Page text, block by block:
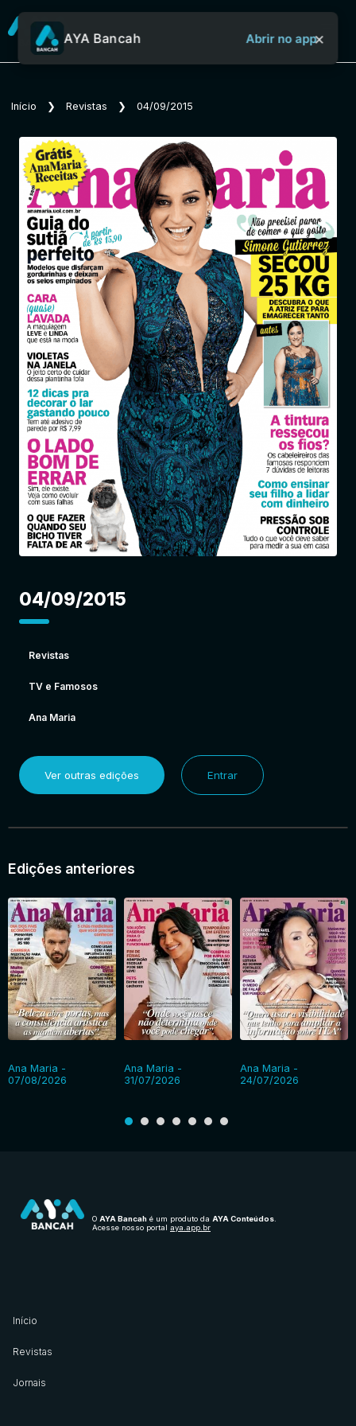
Sobre o Aya Bancah
Revistas
Jornais
Notícias
Entrar
AYA Bancah Abrir no app×
Início ❯ Revistas ❯ 04/09/2015
04/09/2015
Revistas
TV e Famosos
Ana Maria
Ver outras edições Entrar
Edições anteriores
Ana Maria -
07/08/2026
Ana Maria -
31/07/2026
Ana Maria -
24/07/2026
O AYA Bancah é um produto da AYA Conteúdos
Acesse nosso portal aya.app.br
Início
Revistas
Jornais